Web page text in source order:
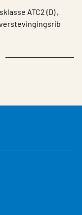
ATC2 (D) ,